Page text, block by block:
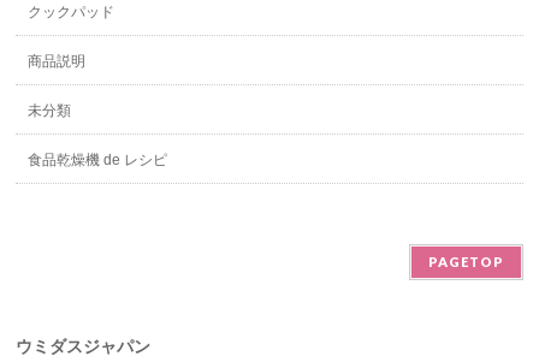
クックパッド
商品説明
未分類
食品乾燥機 de レシピ
PAGETOP
ウミダスジャパン